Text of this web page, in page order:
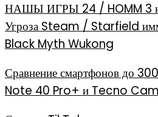
НАШЫ ИГРЫ 24 / HOMM 3
Угроза Steam / Starfield
Black Myth Wukong
Сравнение смартфонов до
Note 40 Pro+ и Tecno